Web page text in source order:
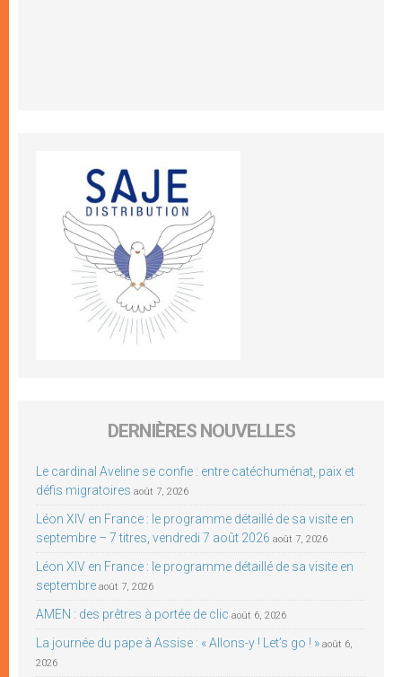
DERNIÈRES NOUVELLES
Le cardinal Aveline se confie : entre catéchuménat, paix et
défis migratoires août 7, 2026
Léon XIV en France : le programme détaillé de sa visite en
septembre – 7 titres, vendredi 7 août 2026 août 7, 2026
Léon XIV en France : le programme détaillé de sa visite en
septembre août 7, 2026
AMEN : des prêtres à portée de clic août 6, 2026
La journée du pape à Assise : « Allons-y ! Let’s go ! » août 6,
2026